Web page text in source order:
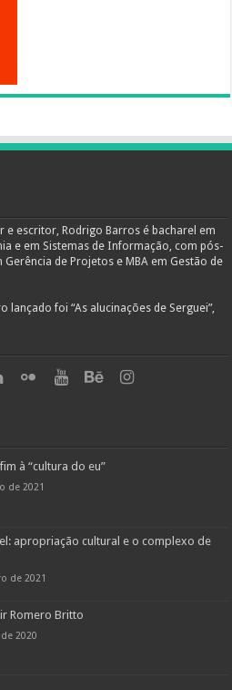
e escritor, Rodrigo Barros é bacharel em
e em Sistemas de Informação, com pós-
Gerência de Projetos e MBA em Gestão de
lançado foi “As alucinações de Serguei”,
à “cultura do eu”
de 2021
apropriação cultural e o complexo de
de 2021
Romero Britto
2020